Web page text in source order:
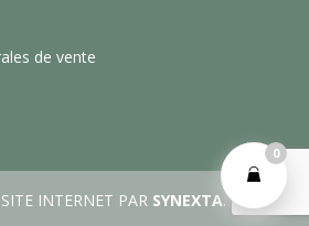
de vente
INTERNET PAR SYNEXTA.
0